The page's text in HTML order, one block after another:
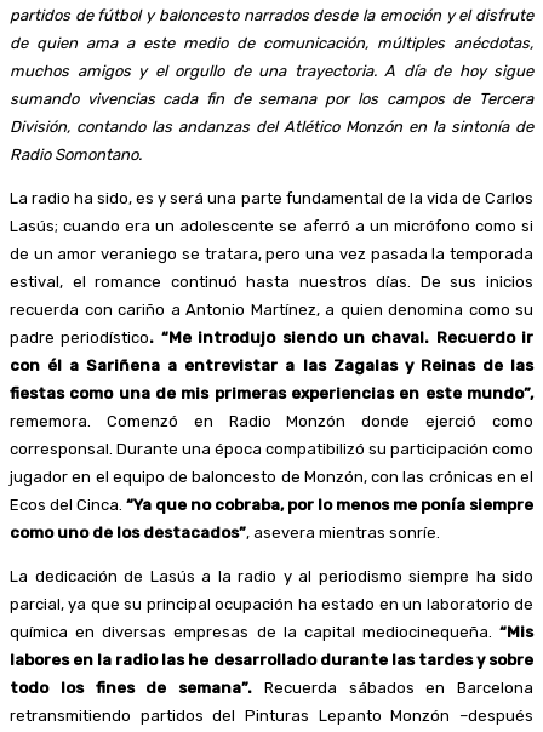
partidos de fútbol y baloncesto narrados desde la emoción y el disfrute
de quien ama a este medio de comunicación, múltiples anécdotas,
muchos amigos y el orgullo de una trayectoria. A día de hoy sigue
sumando vivencias cada fin de semana por los campos de Tercera
División, contando las andanzas del Atlético Monzón en la sintonía de
Radio Somontano.
La radio ha sido, es y será una parte fundamental de la vida de Carlos
Lasús; cuando era un adolescente se aferró a un micrófono como si
de un amor veraniego se tratara, pero una vez pasada la temporada
estival, el romance continuó hasta nuestros días. De sus inicios
recuerda con cariño a Antonio Martínez, a quien denomina como su
padre periodístico. “Me introdujo siendo un chaval. Recuerdo ir
con él a Sariñena a entrevistar a las Zagalas y Reinas de las
fiestas como una de mis primeras experiencias en este mundo”,
rememora. Comenzó en Radio Monzón donde ejerció como
corresponsal. Durante una época compatibilizó su participación como
jugador en el equipo de baloncesto de Monzón, con las crónicas en el
Ecos del Cinca. “Ya que no cobraba, por lo menos me ponía siempre
como uno de los destacados”, asevera mientras sonríe.
La dedicación de Lasús a la radio y al periodismo siempre ha sido
parcial, ya que su principal ocupación ha estado en un laboratorio de
química en diversas empresas de la capital mediocinequeña. “Mis
labores en la radio las he desarrollado durante las tardes y sobre
todo los fines de semana”. Recuerda sábados en Barcelona
retransmitiendo partidos del Pinturas Lepanto Monzón –después